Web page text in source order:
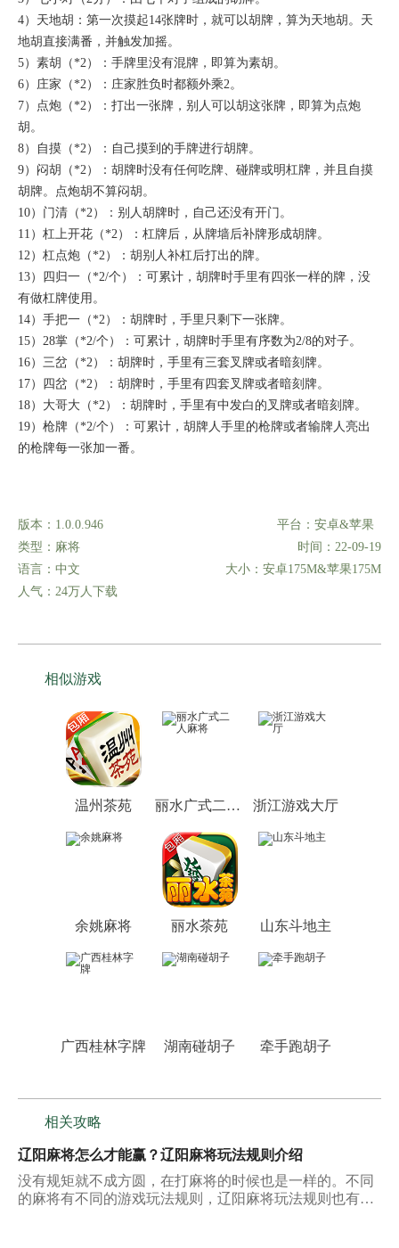
4）天地胡：第一次摸起14张牌时，就可以胡牌，算为天地胡。天
地胡直接满番，并触发加摇。
5）素胡（*2）：手牌里没有混牌，即算为素胡。
6）庄家（*2）：庄家胜负时都额外乘2。
7）点炮（*2）：打出一张牌，别人可以胡这张牌，即算为点炮
胡。
8）自摸（*2）：自己摸到的手牌进行胡牌。
9）闷胡（*2）：胡牌时没有任何吃牌、碰牌或明杠牌，并且自摸
胡牌。点炮胡不算闷胡。
10）门清（*2）：别人胡牌时，自己还没有开门。
11）杠上开花（*2）：杠牌后，从牌墙后补牌形成胡牌。
12）杠点炮（*2）：胡别人补杠后打出的牌。
13）四归一（*2/个）：可累计，胡牌时手里有四张一样的牌，没
有做杠牌使用。
14）手把一（*2）：胡牌时，手里只剩下一张牌。
15）28掌（*2/个）：可累计，胡牌时手里有序数为2/8的对子。
16）三岔（*2）：胡牌时，手里有三套叉牌或者暗刻牌。
17）四岔（*2）：胡牌时，手里有四套叉牌或者暗刻牌。
18）大哥大（*2）：胡牌时，手里有中发白的叉牌或者暗刻牌。
19）枪牌（*2/个）：可累计，胡牌人手里的枪牌或者输牌人亮出
的枪牌每一张加一番。
版本：1.0.0.946
平台：安卓&苹果
类型：麻将
时间：22-09-19
语言：中文
大小：安卓175M&苹果175M
人气：24万人下载
相似游戏
温州茶苑 丽水广式二人麻将 浙江游戏大厅
余姚麻将 丽水茶苑 山东斗地主
广西桂林字牌 湖南碰胡子 牵手跑胡子
相关攻略
辽阳麻将怎么才能赢？辽阳麻将玩法规则介绍
没有规矩就不成方圆，在打麻将的时候也是一样的。不同
的麻将有不同的游戏玩法规则，辽阳麻将玩法规则也有固